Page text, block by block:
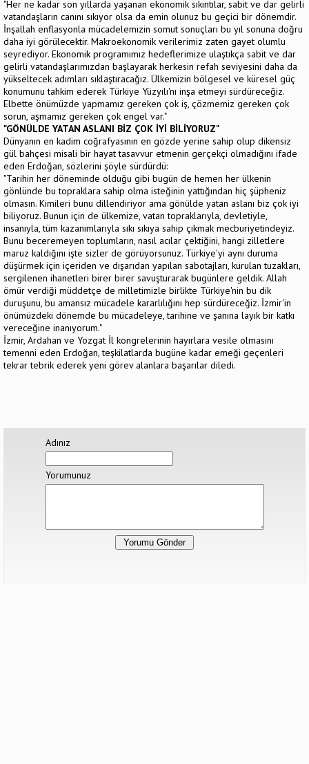
"Her ne kadar son yıllarda yaşanan ekonomik sıkıntılar, sabit ve dar gelirli
vatandaşların canını sıkıyor olsa da emin olunuz bu geçici bir dönemdir.
İnşallah enflasyonla mücadelemizin somut sonuçları bu yıl sonuna doğru
daha iyi görülecektir. Makroekonomik verilerimiz zaten gayet olumlu
seyrediyor. Ekonomik programımız hedeflerimize ulaştıkça sabit ve dar
gelirli vatandaşlarımızdan başlayarak herkesin refah seviyesini daha da
yükseltecek adımları sıklaştıracağız. Ülkemizin bölgesel ve küresel güç
konumunu tahkim ederek Türkiye Yüzyılı'nı inşa etmeyi sürdüreceğiz.
Elbette önümüzde yapmamız gereken çok iş, çözmemiz gereken çok
sorun, aşmamız gereken çok engel var."
"GÖNÜLDE YATAN ASLANI BİZ ÇOK İYİ BİLİYORUZ"
Dünyanın en kadim coğrafyasının en gözde yerine sahip olup dikensiz
gül bahçesi misali bir hayat tasavvur etmenin gerçekçi olmadığını ifade
eden Erdoğan, sözlerini şöyle sürdürdü:
"Tarihin her döneminde olduğu gibi bugün de hemen her ülkenin
gönlünde bu topraklara sahip olma isteğinin yattığından hiç şüpheniz
olmasın. Kimileri bunu dillendiriyor ama gönülde yatan aslanı biz çok iyi
biliyoruz. Bunun için de ülkemize, vatan topraklarıyla, devletiyle,
insanıyla, tüm kazanımlarıyla sıkı sıkıya sahip çıkmak mecburiyetindeyiz.
Bunu beceremeyen toplumların, nasıl acılar çektiğini, hangi zilletlere
maruz kaldığını işte sizler de görüyorsunuz. Türkiye'yi aynı duruma
düşürmek için içeriden ve dışarıdan yapılan sabotajları, kurulan tuzakları,
sergilenen ihanetleri birer birer savuşturarak bugünlere geldik. Allah
ömür verdiği müddetçe de milletimizle birlikte Türkiye'nin bu dik
duruşunu, bu amansız mücadele kararlılığını hep sürdüreceğiz. İzmir'in
önümüzdeki dönemde bu mücadeleye, tarihine ve şanına layık bir katkı
vereceğine inanıyorum."
İzmir, Ardahan ve Yozgat İl kongrelerinin hayırlara vesile olmasını
temenni eden Erdoğan, teşkilatlarda bugüne kadar emeği geçenleri
tekrar tebrik ederek yeni görev alanlara başarılar diledi.
Adınız
Yorumunuz